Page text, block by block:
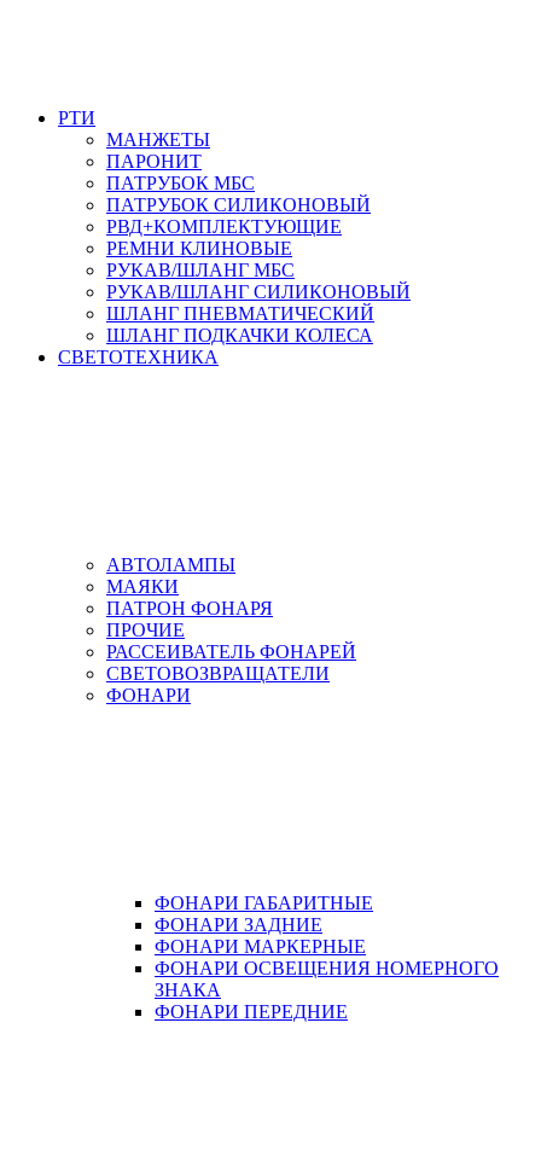
РТИ
МАНЖЕТЫ
ПАРОНИТ
ПАТРУБОК МБС
ПАТРУБОК СИЛИКОНОВЫЙ
РВД+КОМПЛЕКТУЮЩИЕ
РЕМНИ КЛИНОВЫЕ
РУКАВ/ШЛАНГ МБС
РУКАВ/ШЛАНГ СИЛИКОНОВЫЙ
ШЛАНГ ПНЕВМАТИЧЕСКИЙ
ШЛАНГ ПОДКАЧКИ КОЛЕСА
СВЕТОТЕХНИКА
АВТОЛАМПЫ
МАЯКИ
ПАТРОН ФОНАРЯ
ПРОЧИЕ
РАССЕИВАТЕЛЬ ФОНАРЕЙ
СВЕТОВОЗВРАЩАТЕЛИ
ФОНАРИ
ФОНАРИ ГАБАРИТНЫЕ
ФОНАРИ ЗАДНИЕ
ФОНАРИ МАРКЕРНЫЕ
ФОНАРИ ОСВЕЩЕНИЯ НОМЕРНОГО
ЗНАКА
ФОНАРИ ПЕРЕДНИЕ